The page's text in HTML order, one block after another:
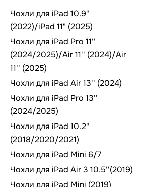
Чохли для iPad 10.9"
(2022)/iPad 11" (2025)
Чохли для iPad Pro 11''
(2024/2025)/Air 11'' (2024)/Air
11'' (2025)
Чохли для iPad Air 13'' (2024)
Чохли для iPad Pro 13''
(2024/2025)
Чохли для iPad 10.2"
(2018/2020/2021)
Чохли для iPad Mini 6/7
Чохли для iPad Air 3 10.5''(2019)
Чохли для iPad Mini (2019)